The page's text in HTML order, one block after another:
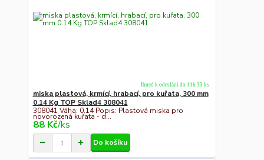
miska plastová, krmící, hrabací, pro kuřata, 300 mm
0.14 Kg TOP Sklad4 308041
308041 Váha: 0.14 Popis: Plastová miska pro
novorozená kuřata - d...
88 Kč/ks
Ihned k odeslání do 11h 33 ks
Do košíku